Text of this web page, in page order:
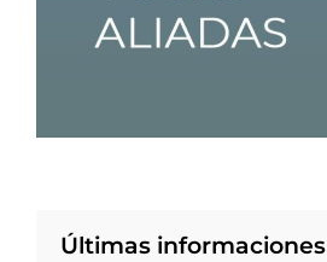
Últimas informaciones